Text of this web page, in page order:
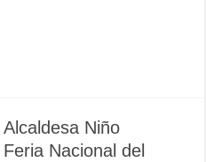
Niño
Nacional del